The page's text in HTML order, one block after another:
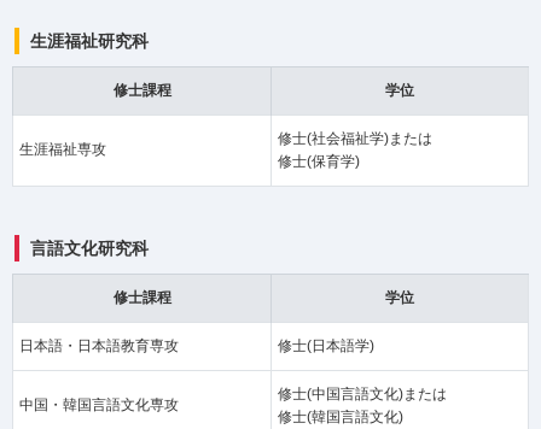
生涯福祉研究科
修士課程 学位
生涯福祉専攻
修士(社会福祉学)または
修士(保育学)
言語文化研究科
修士課程 学位
日本語・日本語教育専攻 修士(日本語学)
中国・韓国言語文化専攻
修士(中国言語文化)または
修士(韓国言語文化)